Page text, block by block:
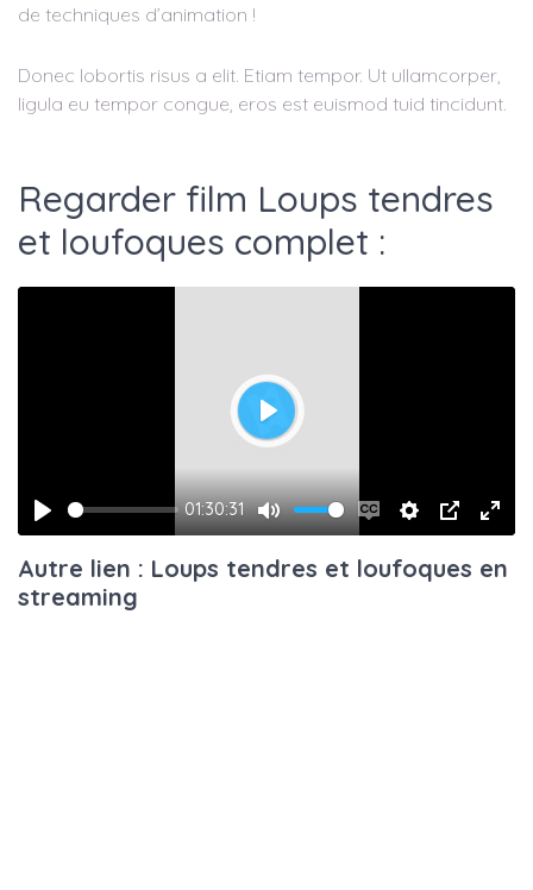
de techniques d’animation !
Donec lobortis risus a elit. Etiam tempor. Ut ullamcorper,
ligula eu tempor congue, eros est euismod tuid tincidunt.
Regarder film Loups tendres
et loufoques complet :
Play
01:30:31
Mute
Enable
captions
Settings
PIP
Play
Autre lien : Loups tendres et loufoques en
streaming